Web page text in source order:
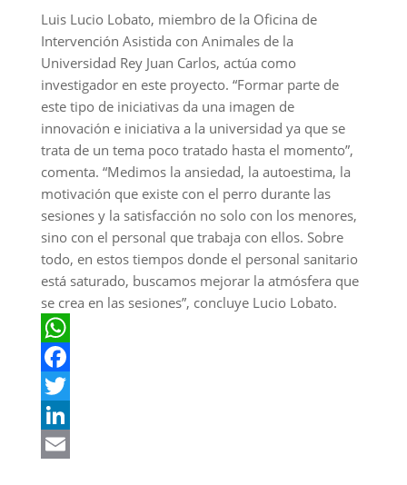
Luis Lucio Lobato, miembro de la Oficina de
Intervención Asistida con Animales de la
Universidad Rey Juan Carlos, actúa como
investigador en este proyecto. “Formar parte de
este tipo de iniciativas da una imagen de
innovación e iniciativa a la universidad ya que se
trata de un tema poco tratado hasta el momento”,
comenta. “Medimos la ansiedad, la autoestima, la
motivación que existe con el perro durante las
sesiones y la satisfacción no solo con los menores,
sino con el personal que trabaja con ellos. Sobre
todo, en estos tiempos donde el personal sanitario
está saturado, buscamos mejorar la atmósfera que
se crea en las sesiones”, concluye Lucio Lobato.
W
h
a
F
a
c
T
w
L